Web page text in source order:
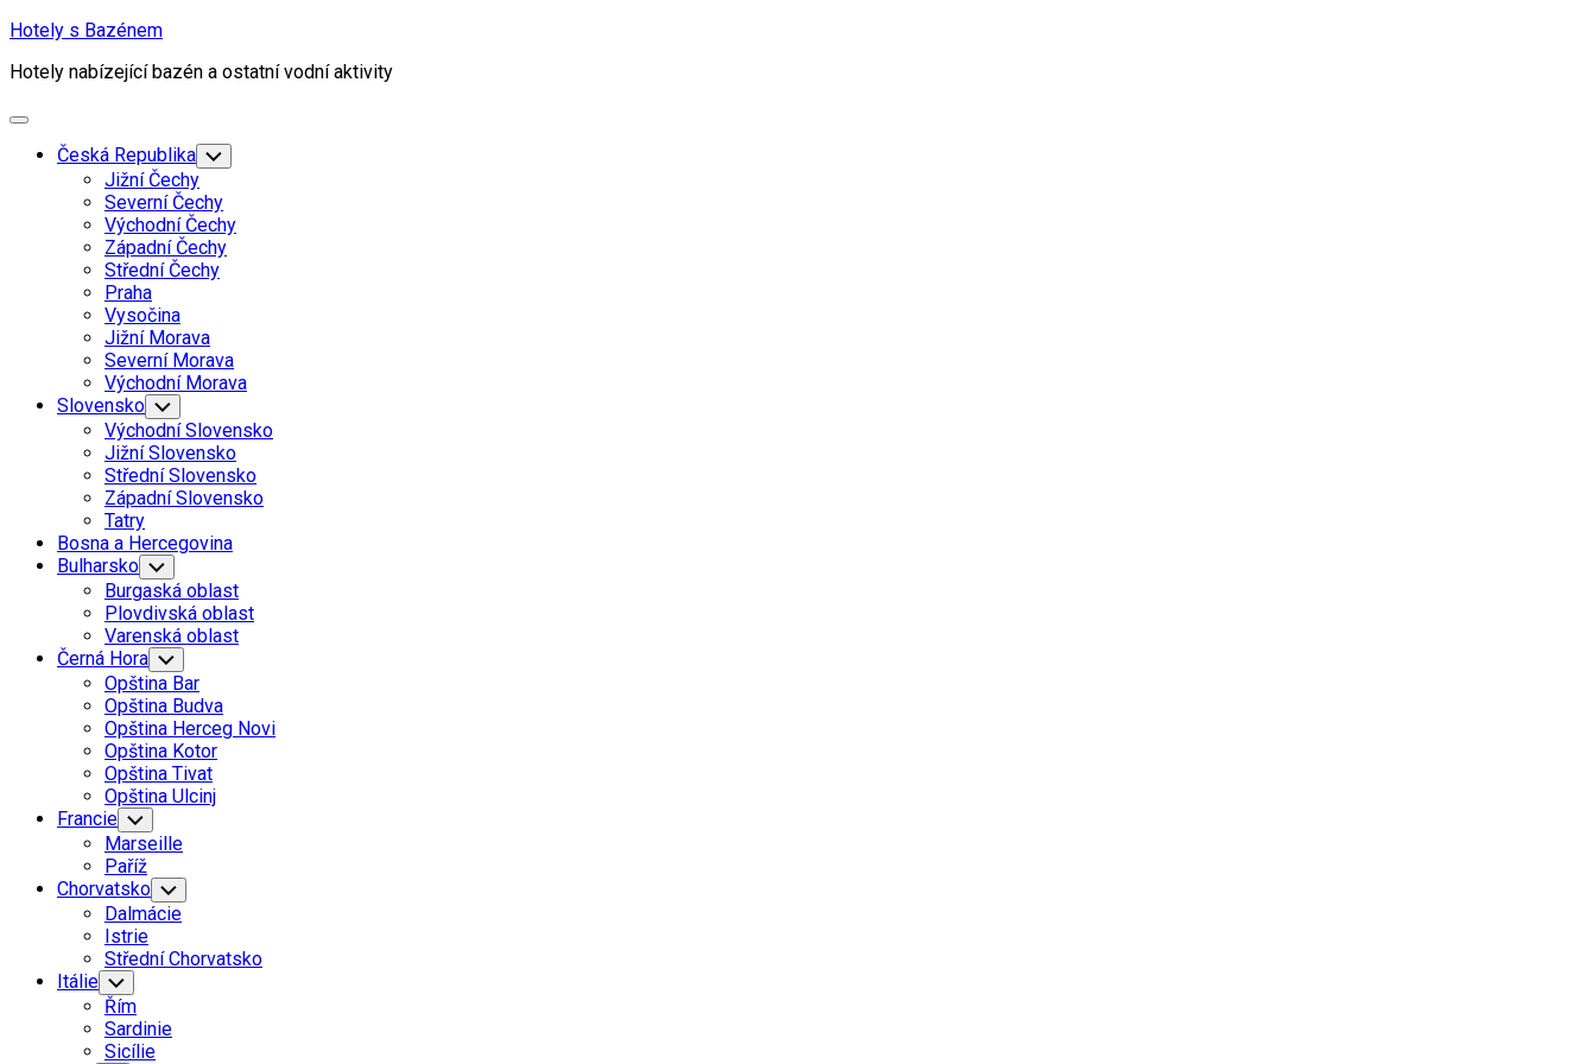
Skip
content
Hotely s Bazénem
Hotely nabízející bazén a ostatní vodní aktivity
Expand
Česká Republika Toggle
Child
Menu
Jižní Čechy
Severní Čechy
Východní Čechy
Západní Čechy
Střední Čechy
Praha
Vysočina
Jižní Morava
Severní Morava
Východní Morava
Slovensko Toggle
Child
Menu
Východní Slovensko
Jižní Slovensko
Střední Slovensko
Západní Slovensko
Tatry
Bosna a Hercegovina
Bulharsko Toggle
Child
Menu
Burgaská oblast
Plovdivská oblast
Varenská oblast
Current
Page
Parent
Černá Hora Toggle
Child
Menu
Opština Bar
Opština Budva
Opština Herceg Novi
Current
Page:
Opština Kotor
Opština Tivat
Opština Ulcinj
Francie Toggle
Child
Menu
Marseille
Paříž
Chorvatsko Toggle
Child
Menu
Dalmácie
Istrie
Střední Chorvatsko
Itálie Toggle
Child
Menu
Řím
Sardinie
Sicílie